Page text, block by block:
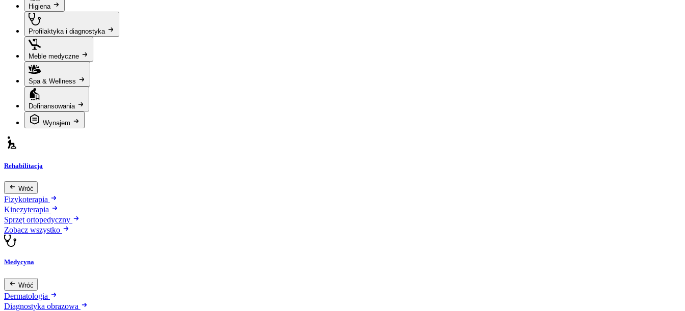
Higiena
Profilaktyka i diagnostyka
Meble medyczne
Spa & Wellness
Dofinansowania
Wynajem
Rehabilitacja
Wróć
Fizykoterapia
Kinezyterapia
Sprzęt ortopedyczny
Zobacz wszystko
Medycyna
Wróć
Dermatologia
Diagnostyka obrazowa